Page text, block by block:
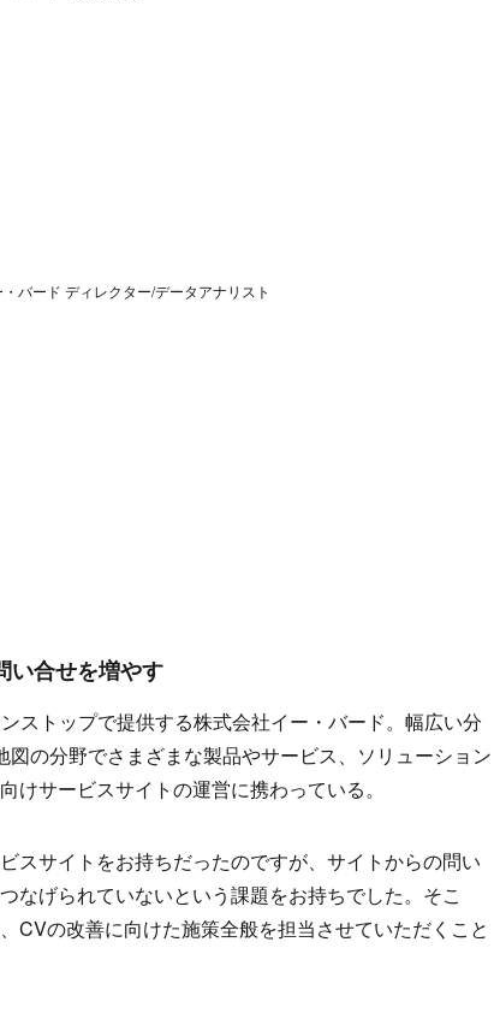
バード ディレクター/データアナリスト
い合せを増やす
ストップで提供する株式会社イー・バード。幅広い分
の分野でさまざまな製品やサービス、ソリューション
サービスサイトの運営に携わっている。
スサイトをお持ちだったのですが、サイトからの問い
なげられていないという課題をお持ちでした。そこ
CVの改善に向けた施策全般を担当させていただくこと